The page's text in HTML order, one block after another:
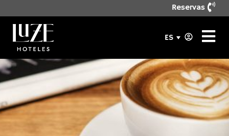
Reservas
ES